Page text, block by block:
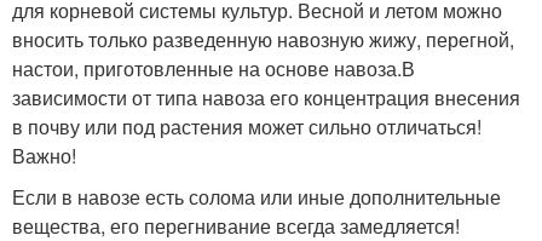
для корневой системы культур. Весной и летом можно
вносить только разведенную навозную жижу, перегной,
настои, приготовленные на основе навоза.В
зависимости от типа навоза его концентрация внесения
в почву или под растения может сильно отличаться!
Важно!
Если в навозе есть солома или иные дополнительные
вещества, его перегнивание всегда замедляется!